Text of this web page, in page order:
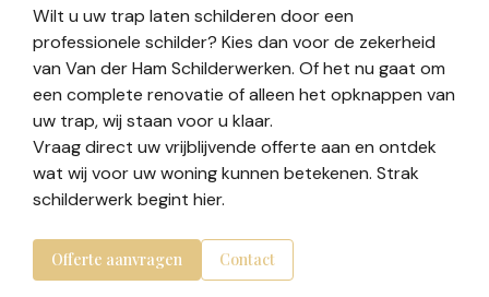
Wilt u uw trap laten schilderen door een
professionele schilder? Kies dan voor de zekerheid
van Van der Ham Schilderwerken. Of het nu gaat om
een complete renovatie of alleen het opknappen van
uw trap, wij staan voor u klaar.
Vraag direct uw vrijblijvende offerte aan en ontdek
wat wij voor uw woning kunnen betekenen. Strak
schilderwerk begint hier.
Offerte aanvragen Contact